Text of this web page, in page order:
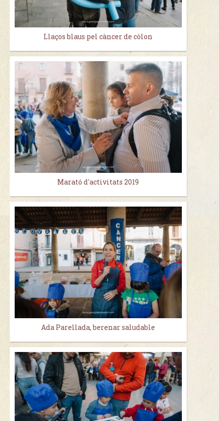
Llaços blaus pel càncer de còlon
Marató d'activitats 2019
Ada Parellada, berenar saludable